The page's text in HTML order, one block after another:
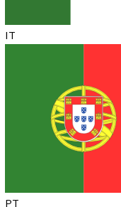
IT
PT